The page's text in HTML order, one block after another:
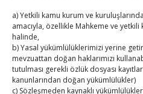
a) Yetkili kamu kurum ve
amacıyla, özellikle Mahkeme ve
halinde,
b) Yasal yükümlülüklerimizi yerine
mevzuattan doğan haklarımızı
tutulması gerekli özlük dosyası
kanunlarından doğan yükümlülükler)
c) Sözleşmeden kaynaklı
Kasaba Ekonomi Dergisi
TOBB HABER
TUTSO İktisadi Durum Raporu